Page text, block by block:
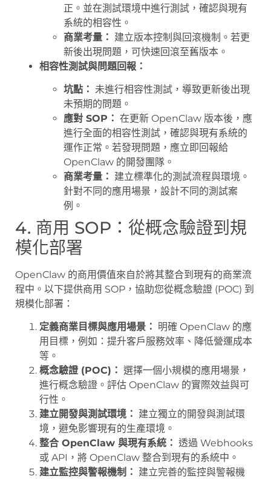
正。並在測試環境中進行測試，確認與現有
系統的相容性。
商業考量： 建立版本控制與回滾機制。若更
新後出現問題，可快速回滾至舊版本。
相容性測試與問題回報：
坑點： 未進行相容性測試，導致更新後出現
未預期的問題。
應對 SOP： 在更新 OpenClaw 版本後，應
進行全面的相容性測試，確認與現有系統的
運作正常。若發現問題，應立即回報給
OpenClaw 的開發團隊。
商業考量： 建立標準化的測試流程與環境。
針對不同的應用場景，設計不同的測試案
例。
4. 商用 SOP：從概念驗證到規
模化部署
OpenClaw 的商用價值來自於將其整合到現有的商業流
程中。以下提供商用 SOP，協助您從概念驗證 (POC) 到
規模化部署：
定義商業目標與應用場景： 明確 OpenClaw 的應
用目標，例如：提升客戶服務效率、降低營運成本
等。
概念驗證 (POC)： 選擇一個小規模的應用場景，
進行概念驗證。評估 OpenClaw 的實際效益與可
行性。
建立開發與測試環境： 建立獨立的開發與測試環
境，避免影響現有的生產環境。
整合 OpenClaw 與現有系統： 透過 Webhooks
或 API，將 OpenClaw 整合到現有的系統中。
建立監控與警報機制： 建立完善的監控與警報機